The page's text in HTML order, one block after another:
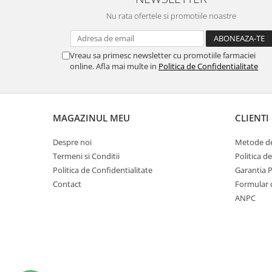
Nu rata ofertele si promotiile noastre
Vreau sa primesc newsletter cu promotiile farmaciei
online. Afla mai multe in Politica de Confidentialitate
MAGAZINUL MEU
Despre noi
Termeni si Conditii
Politica de Confidentialitate
Contact
CLIENTI
Metode
Politica
Garantia
Formular
ANPC